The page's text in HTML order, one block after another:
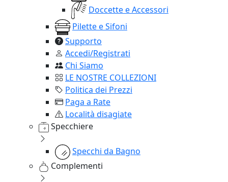
Doccette e Accessori
Pilette e Sifoni
Supporto
Accedi/Registrati
Chi Siamo
LE NOSTRE COLLEZIONI
Politica dei Prezzi
Paga a Rate
Località disagiate
Specchiere
Specchi da Bagno
Complementi